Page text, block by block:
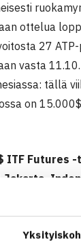
ottelua
27
vasta
tällä
on
ITF Futures -
Heliövaara
76(4)